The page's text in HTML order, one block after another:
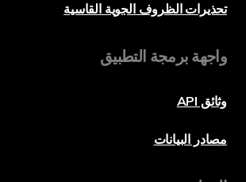
تحذيرات الظروف الجوية القاسية
واجهة برمجة التطبيق
وثائق API
مصادر البيانات